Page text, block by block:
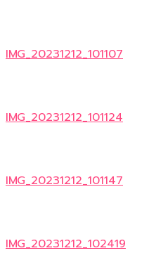
IMG_20231212_101107
IMG_20231212_101124
IMG_20231212_101147
IMG_20231212_102419